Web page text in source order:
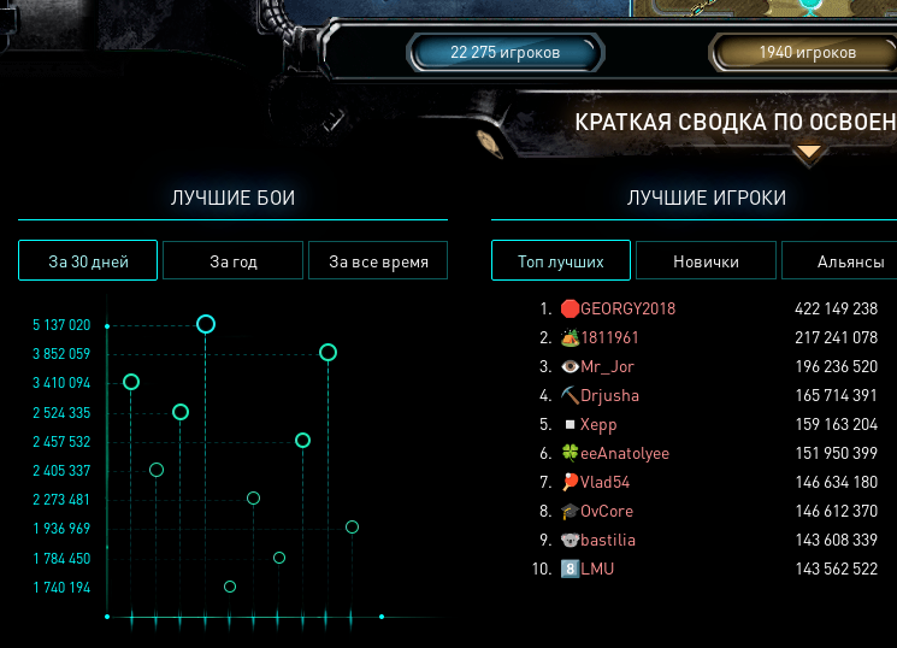
22 275 игроков 1940 игроков
КРАТКАЯ СВОДКА ПО
ЛУЧШИЕ БОИ
За 30 дней За год За все время
1 936 969
3 852 059
2 457 532
1 784 450
2 273 481
1 740 194
5 137 020
2 524 335
2 405 337
3 410 094
ЛУЧШИЕ ИГРОКИ
Топ лучших Новички Альянсы
1. 🛑GEORGY2018
422 149 238
2. 🏕️1811961
217 241 078
3. 👁️Mr_Jor
196 236 520
4. ⛏️ Drjusha
165 714 391
5.
◽ Xepp
159 163 204
6. 🍀eeAnatolyee
151 950 399
7.
🏓Vlad54
146 634 180
8. 🎓OvCore
146 612 370
9. 🐨bastilia
143 608 339
10. 8️⃣LMU 143 562 522